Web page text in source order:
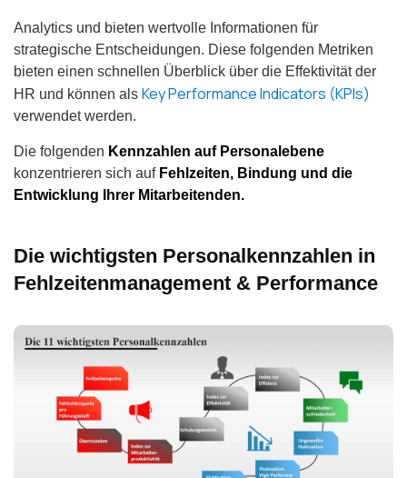
Analytics und bieten wertvolle Informationen für
strategische Entscheidungen. Diese folgenden Metriken
bieten einen schnellen Überblick über die Effektivität der
HR und können als Key Performance Indicators (KPIs)
verwendet werden.
Die folgenden Kennzahlen auf Personalebene
konzentrieren sich auf Fehlzeiten, Bindung und die
Entwicklung Ihrer Mitarbeitenden.
Die wichtigsten Personalkennzahlen in
Fehlzeitenmanagement & Performance